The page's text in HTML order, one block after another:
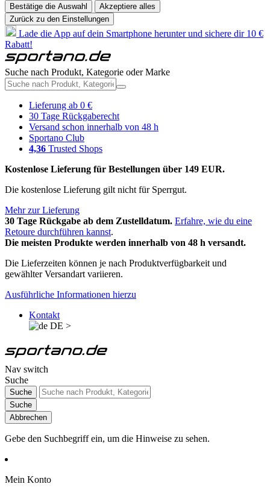
Bestätige die Auswahl
Akzeptiere alles
Zurück zu den Einstellungen
Lade die App auf dein Smartphone herunter und sichere dir 10 €
Rabatt!
Suche nach Produkt, Kategorie oder Marke
Lieferung ab 0 €
30 Tage Rückgaberecht
Versand schon innerhalb von 48 h
Sportano Club
4,36 Trusted Shops
Kostenlose Lieferung für Bestellungen über 149 EUR.
Die kostenlose Lieferung gilt nicht für Sperrgut.
Mehr zur Lieferung
30 Tage Rückgabe ab dem Zustelldatum. Erfahre, wie du eine
Retoure durchführen kannst.
Die meisten Produkte werden innerhalb von 48 h versandt.
Die Lieferzeiten können je nach Produktverfügbarkeit und
gewählter Versandart variieren.
Ausführliche Informationen hierzu
Kontakt
DE >
Nav switch
Suche
Suche
Suche
Abbrechen
Gebe den Suchbegriff ein, um die Hinweise zu sehen.
Mein Konto